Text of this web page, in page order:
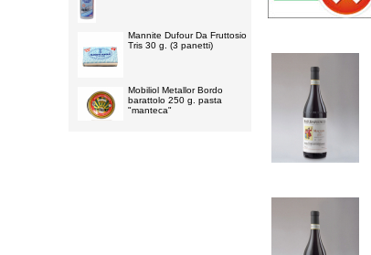
Mannite Dufour Da Fruttosio
Tris 30 g. (3 panetti)
Mobiliol Metallor Bordo
barattolo 250 g. pasta
"manteca"